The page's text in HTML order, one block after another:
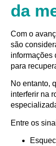
da
Com o
são
informações
para
No entanto,
interferir na
Entre os